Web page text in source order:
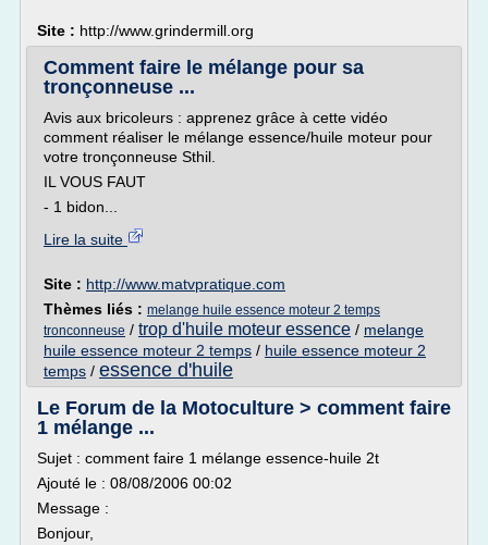
Site : http://www.grindermill.org
Comment faire le mélange pour sa
tronçonneuse ...
Avis aux bricoleurs : apprenez grâce à cette vidéo
comment réaliser le mélange essence/huile moteur pour
votre tronçonneuse Sthil.
IL VOUS FAUT
- 1 bidon...
Lire la suite
Site : http://www.matvpratique.com
Thèmes liés : melange huile essence moteur 2 temps
tronconneuse / trop d'huile moteur essence / melange
huile essence moteur 2 temps / huile essence moteur 2
temps / essence d'huile
Le Forum de la Motoculture > comment faire
1 mélange ...
Sujet : comment faire 1 mélange essence-huile 2t
Ajouté le : 08/08/2006 00:02
Message :
Bonjour,